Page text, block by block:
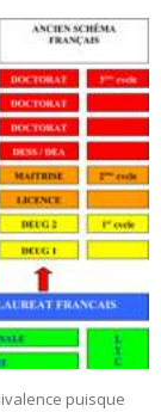
puisque